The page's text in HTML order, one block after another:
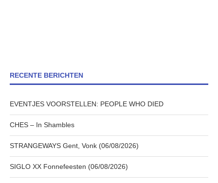
RECENTE BERICHTEN
EVENTJES VOORSTELLEN: PEOPLE WHO DIED
CHES – In Shambles
STRANGEWAYS Gent, Vonk (06/08/2026)
SIGLO XX Fonnefeesten (06/08/2026)